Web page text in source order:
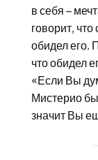
в себя –
говорит,
обидел его.
что обидел
«Если Вы
Мистерио
значит Вы